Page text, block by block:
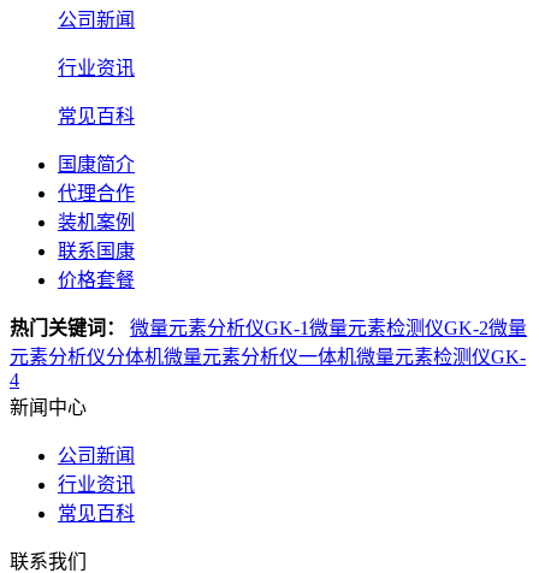
公司新闻
行业资讯
常见百科
国康简介
代理合作
装机案例
联系国康
价格套餐
热门关键词： 微量元素分析仪GK-1微量元素检测仪GK-2微量
元素分析仪分体机微量元素分析仪一体机微量元素检测仪GK-
4
新闻中心
公司新闻
行业资讯
常见百科
联系我们